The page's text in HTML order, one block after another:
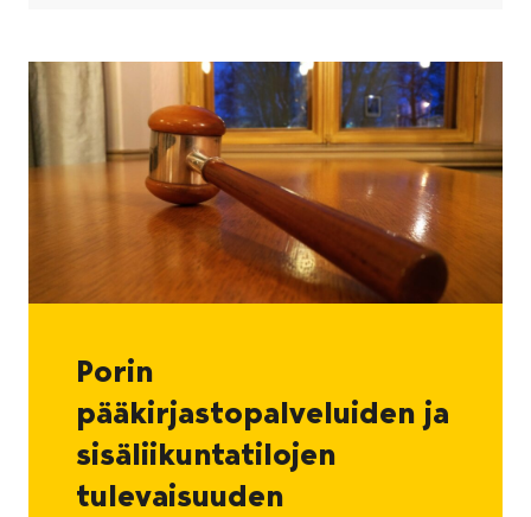
Porin
pääkirjastopalveluiden ja
sisäliikuntatilojen
tulevaisuuden